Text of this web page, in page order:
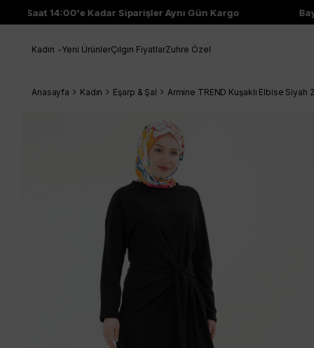
Saat 14:00'e Kadar Siparişler Aynı Gün Kargo Bayi
Kadın Yeni ÜrünlerÇılgın FiyatlarZuhre Özel
Anasayfa Kadın Eşarp & Şal Armine TREND Kuşaklı Elbise Siyah